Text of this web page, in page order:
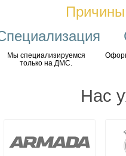
Мы специализируемся
только на ДМС.
Нас